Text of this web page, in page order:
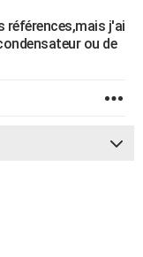
références,mais j'ai
ou de